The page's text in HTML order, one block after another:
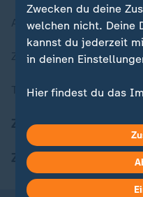
Aktuelle Sendungs-
ZDFheute Stories
Themen im Überblick
ZDFheute Update
ZDFheute Apps
Zwecken du deine
welchen nicht. Deine
kannst du jederzeit
in deinen
Hier findest du das